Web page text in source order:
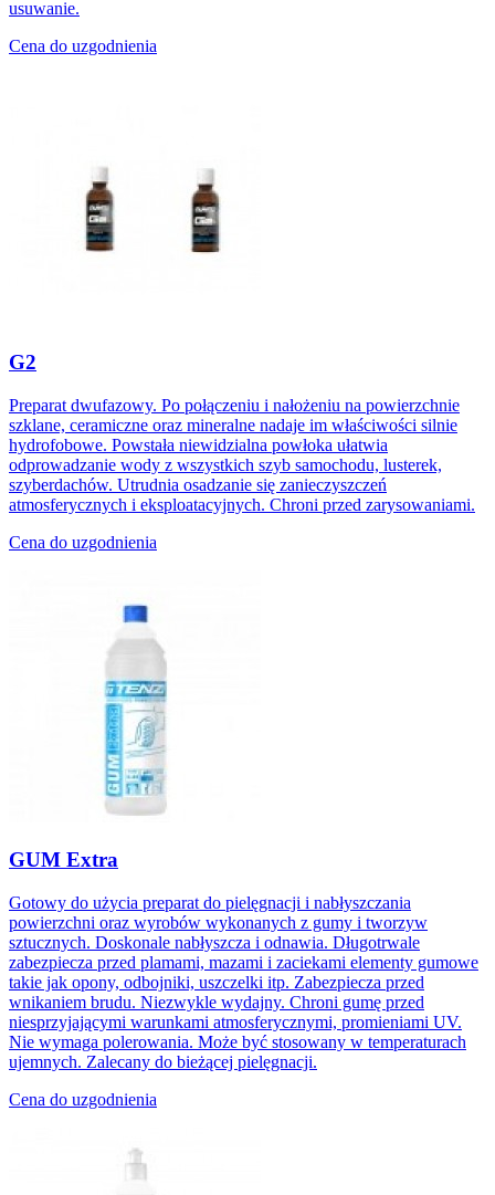
usuwanie.
Cena do uzgodnienia
G2
Preparat dwufazowy. Po połączeniu i nałożeniu na powierzchnie
szklane, ceramiczne oraz mineralne nadaje im właściwości silnie
hydrofobowe. Powstała niewidzialna powłoka ułatwia
odprowadzanie wody z wszystkich szyb samochodu, lusterek,
szyberdachów. Utrudnia osadzanie się zanieczyszczeń
atmosferycznych i eksploatacyjnych. Chroni przed zarysowaniami.
Cena do uzgodnienia
GUM Extra
Gotowy do użycia preparat do pielęgnacji i nabłyszczania
powierzchni oraz wyrobów wykonanych z gumy i tworzyw
sztucznych. Doskonale nabłyszcza i odnawia. Długotrwale
zabezpiecza przed plamami, mazami i zaciekami elementy gumowe
takie jak opony, odbojniki, uszczelki itp. Zabezpiecza przed
wnikaniem brudu. Niezwykle wydajny. Chroni gumę przed
niesprzyjającymi warunkami atmosferycznymi, promieniami UV.
Nie wymaga polerowania. Może być stosowany w temperaturach
ujemnych. Zalecany do bieżącej pielęgnacji.
Cena do uzgodnienia